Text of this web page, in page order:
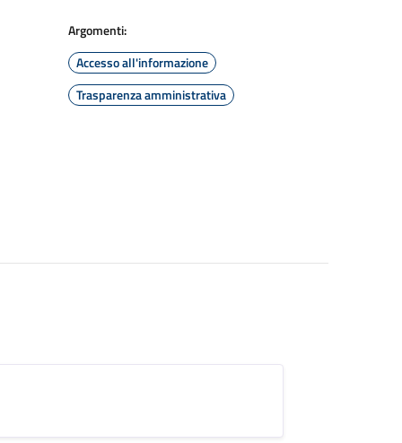
Argomenti:
Accesso all'informazione
Trasparenza amministrativa